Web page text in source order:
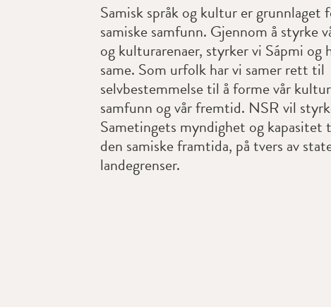
Samisk språk og kultur er grunnlaget
samiske samfunn. Gjennom å styrke
og kulturarenaer, styrker vi Sápmi og
same. Som urfolk har vi samer rett til
selvbestemmelse til å forme vår
samfunn og vår fremtid. NSR vil
Sametingets myndighet og kapasitet
den samiske framtida, på tvers av
landegrenser.